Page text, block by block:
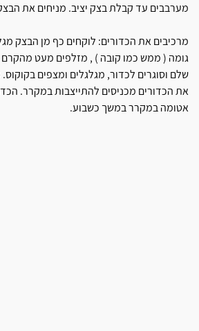
מערבבים עד קבלת בצק יציב. מניחים את
מרכיבים את הכדורים: לוקחים כף מן הבצק
גומה ( ממש כמו קובה ) , מזלפים מעט מהקרם
שלם וסוגרים לכדור, מגלגלים ומצפים
את הכדורים מכניסים להתייצבות במקרר.
אטומה במקרר במשך כשבוע.